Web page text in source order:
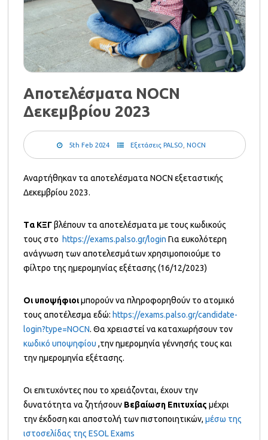
Αποτελέσματα NOCN
Δεκεμβρίου 2023
5th Feb 2024 Εξετάσεις PALSO ,NOCN
Αναρτήθηκαν τα αποτελέσματα NOCN εξεταστικής
Δεκεμβρίου 2023.
Tα ΚΞΓβλέπουν τα αποτελέσματα με τους κωδικούς
τους στο https://exams.palso.gr/login Για ευκολότερη
ανάγνωση των αποτελεσμάτων χρησιμοποιούμε το
φίλτρο της ημερομηνίας εξέτασης (16/12/2023)
Οι υποψήφιοιμπορούν να πληροφορηθούν το ατομικό
τους αποτέλεσμα εδώ: https://exams.palso.gr/candidate-
login?type=NOCN. Θα χρειαστεί να καταχωρήσουν τον
κωδικό υποψηφίου ,την ημερομηνία γέννησής τους και
την ημερομηνία εξέτασης.
Οι επιτυχόντες που το χρειάζονται, έχουν την
δυνατότητα να ζητήσουν Βεβαίωση Επιτυχίας μέχρι
την έκδοση και αποστολή των πιστοποιητικών,μέσω της
ιστοσελίδας της ESOL Exams